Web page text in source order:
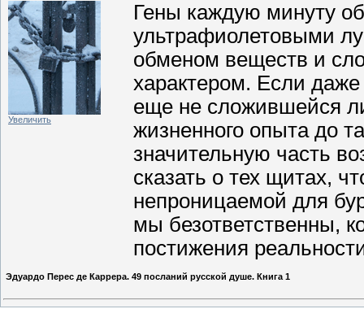
Увеличить
Гены каждую минуту
ультрафиолетовыми
обменом веществ и
характером. Если даже
еще не сложившейся
жизненного опыта до
значительную часть
сказать о тех щитах,
непроницаемой для
мы безответственны,
постижения
Эдуардо Перес де Каррера. 49 посланий русской душе. Книга 1